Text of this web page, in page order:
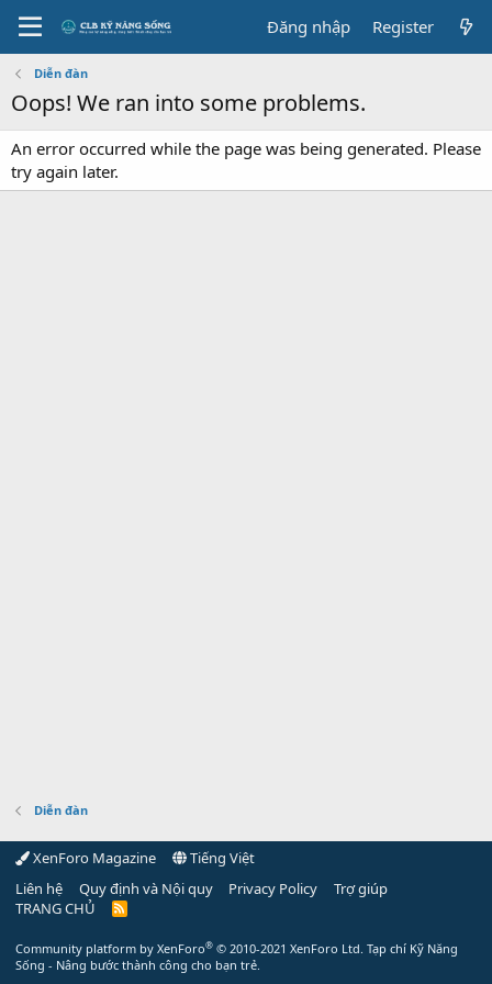
Đăng nhập Register
Diễn đàn
Oops! We ran into some problems.
An error occurred while the page was being generated. Please
try again later.
Diễn đàn
XenForo Magazine
Tiếng Việt
Liên hệ
Quy định và Nội quy Privacy Policy
Trợ giúp
TRANG CHỦ
R
Community platform by XenForo® © 2010-2021 XenForo Ltd. Tạp chí Kỹ Năng
Sống - Nâng bước thành công cho bạn trẻ.